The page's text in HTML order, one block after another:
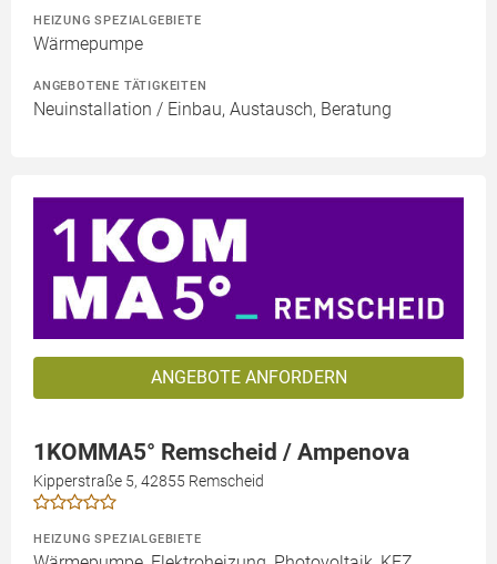
HEIZUNG SPEZIALGEBIETE
Wärmepumpe
ANGEBOTENE TÄTIGKEITEN
Neuinstallation / Einbau, Austausch, Beratung
ANGEBOTE ANFORDERN
1KOMMA5° Remscheid / Ampenova
Kipperstraße 5, 42855 Remscheid
HEIZUNG SPEZIALGEBIETE